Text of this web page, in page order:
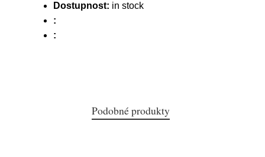
Dostupnost: in stock
:
:
Podobné produkty